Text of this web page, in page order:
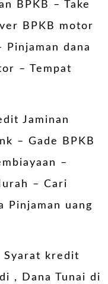
BPKB – Take
BPKB motor
Pinjaman dana
– Tempat
Jaminan
– Gade BPKB
–
– Cari
Pinjaman uang
Syarat kredit
, Dana Tunai di